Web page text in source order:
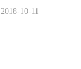
2018-10-11